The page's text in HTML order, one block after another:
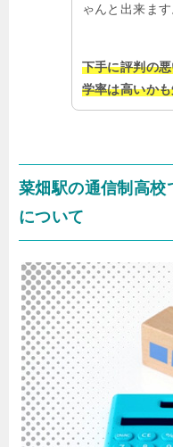
ゃんと出来ます
下手に評判の
学率は高いか
菜畑駅の通信制高校
について